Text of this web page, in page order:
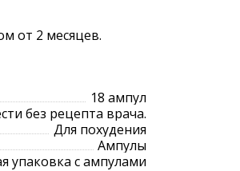
от 2 месяцев.
18 ампул
без рецепта врача.
Для похудения
Ампулы
упаковка с ампулами